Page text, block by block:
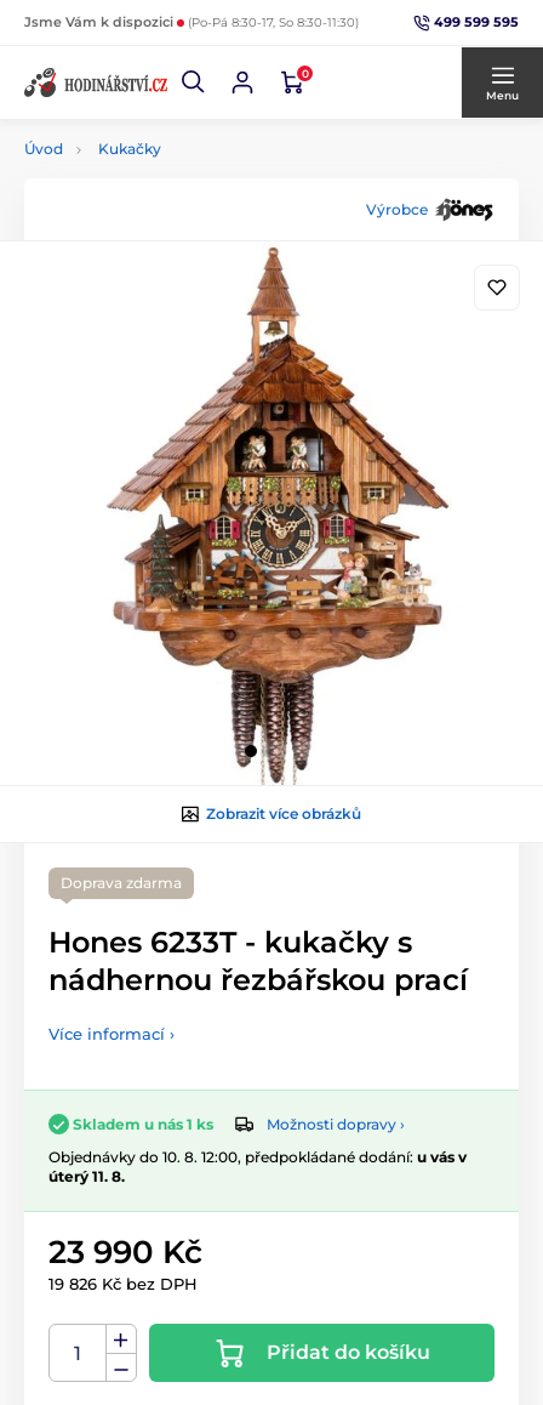
Jsme Vám k dispozici (Po-Pá 8:30-17, So 8:30-11:30) 499 599 595
0
Menu
Úvod Kukačky
Výrobce
Zobrazit více obrázků
Doprava zdarma
Hones 6233T - kukačky s
nádhernou řezbářskou prací
Více informací ›
Skladem u nás 1 ks
Možnosti dopravy ›
Objednávky do 10. 8. 12:00, předpokládané dodání: u vás v
úterý 11. 8.
23 990 Kč
19 826 Kč bez DPH
Přidat do košíku